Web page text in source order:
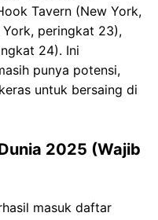
Tavern (New York,
peringkat 23),
24). Ini
punya potensi,
untuk bersaing di
2025 (Wajib
masuk daftar